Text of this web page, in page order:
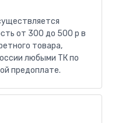
от 300 до 500 р в
товара,
любыми ТК по
предоплате.